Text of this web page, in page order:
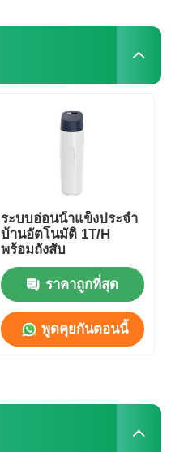
ระบบอ่อนน้ําแข็งประจํา
บ้านอัตโนมัติ 1T/H
พร้อมถังสับ
ราคาถูกที่สุด
พูดคุยกันตอนนี้